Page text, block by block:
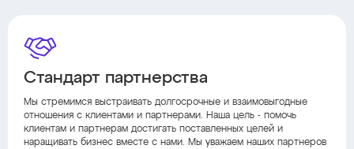
Стандарт партнерства
Мы стремимся выстраивать долгосрочные и взаимовыгодные
отношения с клиентами и партнерами. Наша цель - помочь
клиентам и партнерам достигать поставленных целей и
наращивать бизнес вместе с нами. Мы уважаем наших партнеров